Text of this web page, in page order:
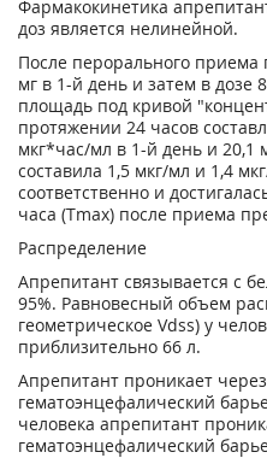
Фармакокинетика
доз является нелинейной.
После перорального
мг в 1-й день и затем в дозе
площадь под кривой
протяжении 24 часов
мкг*час/мл в 1-й день и 20,1
составила 1,5 мкг/мл и 1,4
соответственно и
часа (Тmах) после приема
Распределение
Апрепитант связывается с
95%. Равновесный объем
геометрическое Vdss) у
приблизительно 66 л.
Апрепитант проникает
гематоэнцефалический
человека апрепитант
гематоэнцефалический